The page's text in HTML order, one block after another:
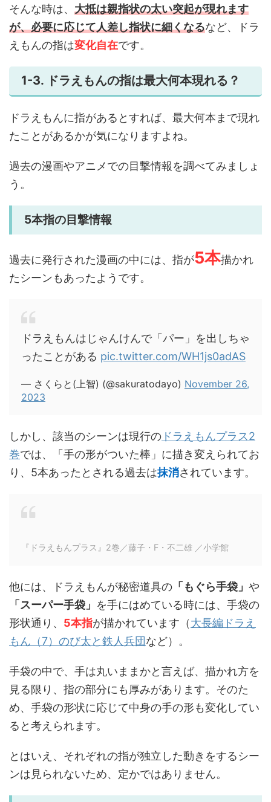
そんな時は、 大抵は親指状の太い突起が現れます
が、必要に応じて人差し指状に細くなるなど、ドラ
えもんの指は変化自在です。
1-3. ドラえもんの指は最大何本現れる？
ドラえもんに指があるとすれば、最大何本まで現れ
たことがあるかが気になりますよね。
過去の漫画やアニメでの目撃情報を調べてみましょ
う。
5本指の目撃情報
過去に発行された漫画の中には、指が5本描かれ
たシーンもあったようです。
ドラえもんはじゃんけんで「パー」を出しちゃ
ったことがある pic.twitter.com/WH1js0adAS
— さくらと(上智) (@sakuratodayo) November 26,
2023
しかし、該当のシーンは現行の ドラえもんプラス2
巻では、「手の形がついた棒」に描き変えられてお
り、5本あったとされる過去は抹消されています。
『ドラえもんプラス』2巻／藤子・F・不二雄 ／小学館
他には、ドラえもんが秘密道具の 「もぐら手袋」 や
「スーパー手袋」 を手にはめている時には、手袋の
形状通り、 5本指が描かれています（大長編ドラえ
もん（7）のび太と鉄人兵団など）。
手袋の中で、手は丸いままかと言えば、描かれ方を
見る限り、指の部分にも厚みがあります。そのた
め、手袋の形状に応じて中身の手の形も変化してい
ると考えられます。
とはいえ、それぞれの指が独立した動きをするシー
ンは見られないため、定かではありません。